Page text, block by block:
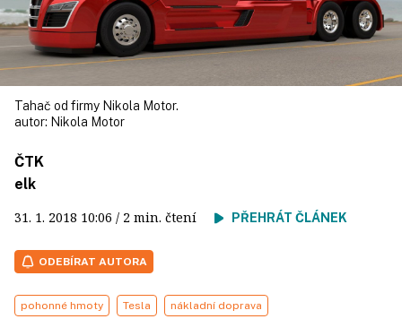
Tahač od firmy Nikola Motor.
autor: Nikola Motor
ČTK
elk
31. 1. 2018 10:06 / 2 min. čtení PŘEHRÁT ČLÁNEK
ODEBÍRAT AUTORA
pohonné hmoty Tesla nákladní doprava